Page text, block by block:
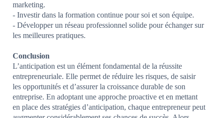
marketing.
- Investir dans la formation continue pour soi et son équipe.
- Développer un réseau professionnel solide pour échanger sur
les meilleures pratiques.
Conclusion
L’anticipation est un élément fondamental de la réussite
entrepreneuriale. Elle permet de réduire les risques, de saisir
les opportunités et d’assurer la croissance durable de son
entreprise. En adoptant une approche proactive et en mettant
en place des stratégies d’anticipation, chaque entrepreneur peut